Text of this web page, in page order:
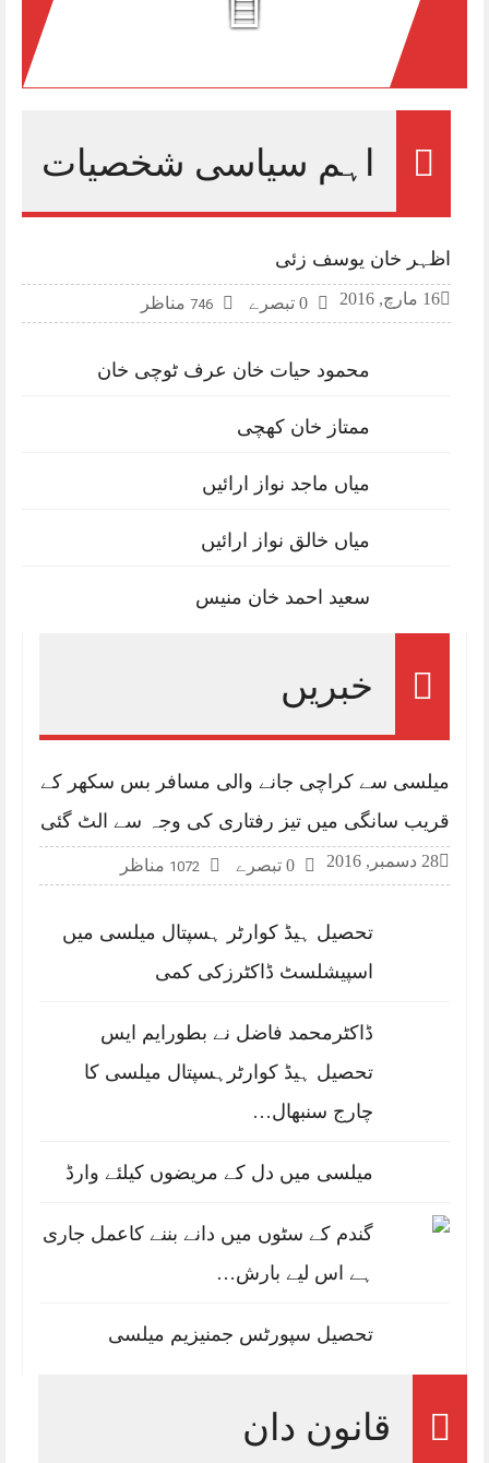
اہم سیاسی شخصیات
اظہر خان یوسف زئی
16 مارچ, 2016 746 مناظر
محمود حیات خان عرف ٹوچی خان
ممتاز خان کھچی
میاں ماجد نواز ارائیں
میاں خالق نواز ارائیں
سعید احمد خان منیس
خبریں
میلسی سے کراچی جانے والی مسافر بس سکھر کے
قریب سانگی میں تیز رفتاری کی وجہ سے الٹ گئی
28 دسمبر, 2016 1072 مناظر
تحصیل ہیڈ کوارٹر ہسپتال میلسی میں
اسپیشلسٹ ڈاکٹرزکی کمی
ڈاکٹرمحمد فاضل نے بطورایم ایس
تحصیل ہیڈ کوارٹرہسپتال میلسی کا
چارج سنبھال…
میلسی میں دل کے مریضوں کیلئے وارڈ
گندم کے سٹوں میں دانے بننے کاعمل جاری
ہے اس لیے بارش…
تحصیل سپورٹس جمنیزیم میلسی
قانون دان